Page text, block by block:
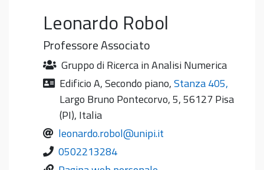
Leonardo Robol
Professore Associato
Gruppo di Ricerca in Analisi Numerica
Edificio A,Secondo piano,Stanza 405,
Largo Bruno Pontecorvo, 5, 56127 Pisa
(PI), Italia
leonardo.robol@unipi.it
0502213284